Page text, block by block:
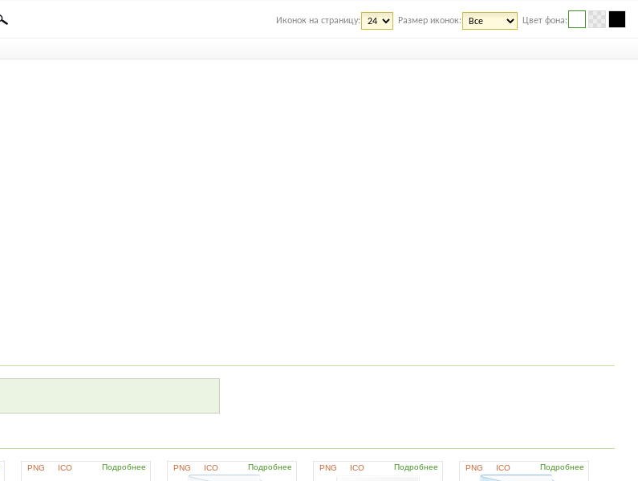
Иконок на страницу: Размер иконок: Цвет фона:
PNG ICO Подробнее PNG ICO Подробнее PNG ICO Подробнее PNG ICO Подробнее